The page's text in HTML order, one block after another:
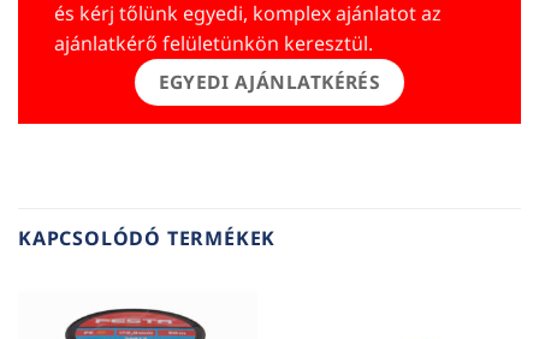
és kérj tőlünk egyedi, komplex ajánlatot az
ajánlatkérő felületünkön keresztül.
EGYEDI AJÁNLATKÉRÉS
KAPCSOLÓDÓ TERMÉKEK